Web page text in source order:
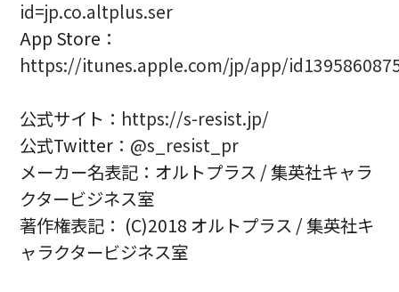
id=jp.co.altplus.ser
App Store：
https://itunes.apple.com/jp/app/
公式サイト： https://s-resist.jp/
公式Twitter： @s_resist_pr
メーカー名表記：オルトプラス / 集英社キャラ
クタービジネス室
著作権表記： (C)2018 オルトプラス / 集英社キ
ャラクタービジネス室